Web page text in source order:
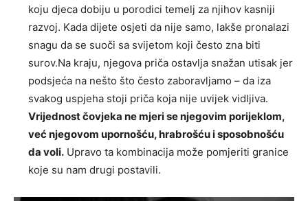
koju djeca dobiju u porodici temelj za njihov kasniji
razvoj. Kada dijete osjeti da nije samo, lakše pronalazi
snagu da se suoči sa svijetom koji često zna biti
surov.Na kraju, njegova priča ostavlja snažan utisak jer
podsjeća na nešto što često zaboravljamo – da iza
svakog uspjeha stoji priča koja nije uvijek vidljiva.
Vrijednost čovjeka ne mjeri se njegovim porijeklom,
već njegovom upornošću, hrabrošću i sposobnošću
da voli. Upravo ta kombinacija može pomjeriti granice
koje su nam drugi postavili.